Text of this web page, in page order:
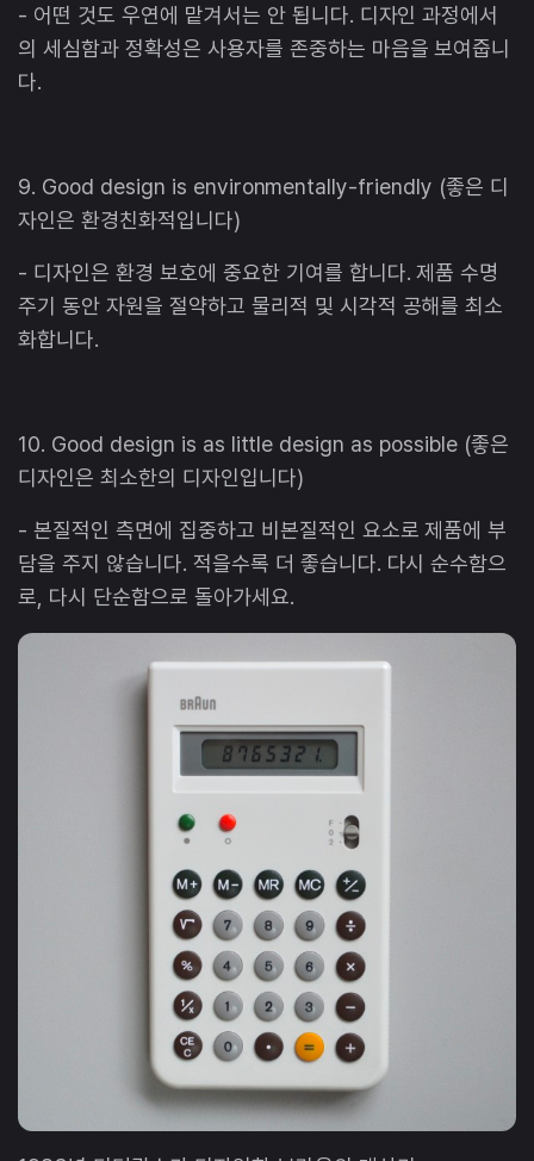
- 어떤 것도 우연에 맡겨서는 안 됩니다. 디자인 과정에서
의 세심함과 정확성은 사용자를 존중하는 마음을 보여줍니
다.
9. Good design is environmentally-friendly (좋은 디
자인은 환경친화적입니다)
- 디자인은 환경 보호에 중요한 기여를 합니다. 제품 수명
주기 동안 자원을 절약하고 물리적 및 시각적 공해를 최소
화합니다.
10. Good design is as little design as possible (좋은
디자인은 최소한의 디자인입니다)
- 본질적인 측면에 집중하고 비본질적인 요소로 제품에 부
담을 주지 않습니다. 적을수록 더 좋습니다. 다시 순수함으
로, 다시 단순함으로 돌아가세요.